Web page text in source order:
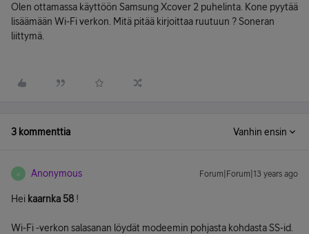
Olen ottamassa käyttöön Samsung Xcover 2 puhelinta. Kone pyytää
lisäämään Wi-Fi verkon. Mitä pitää kirjoittaa ruutuun ? Soneran
liittymä.
3 kommenttia Vanhin ensin
A Anonymous Forum|Forum|13 years ago
Hei kaarnka 58 !
Wi-Fi -verkon salasanan löydät modeemin pohjasta kohdasta SS-id.